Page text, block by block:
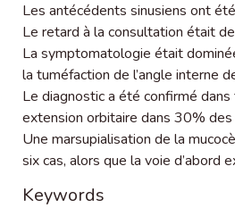
Les antécédents sinusiens ont
Le retard à la consultation était
La symptomatologie était
la tuméfaction de l’angle interne
Le diagnostic a été confirmé
extension orbitaire dans 30%
Une marsupialisation de la
six cas, alors que la voie d’abord
Keywords